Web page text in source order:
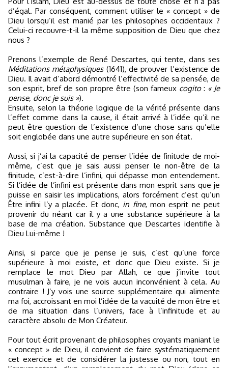
d’égal. Par conséquent, comment utiliser le « concept » de
Dieu lorsqu’il est manié par les philosophes occidentaux ?
Celui-ci recouvre-t-il la même supposition de Dieu que chez
nous ?
Prenons l’exemple de René Descartes, qui tente, dans ses
Méditations métaphysiques (1641), de prouver l’existence de
Dieu. Il avait d’abord démontré l’effectivité de sa pensée, de
son esprit, bref de son propre être (son fameux cogito: « Je
pense, donc je suis »).
Ensuite, selon la théorie logique de la vérité présente dans
l’effet comme dans la cause, il était arrivé à l’idée qu’il ne
peut être question de l’existence d’une chose sans qu’elle
soit englobée dans une autre supérieure en son état.
Aussi, si j’ai la capacité de penser l’idée de finitude de moi-
même, c’est que je sais aussi penser le non-être de la
finitude, c’est-à-dire l’infini, qui dépasse mon entendement.
Si l’idée de l’infini est présente dans mon esprit sans que je
puisse en saisir les implications, alors forcément c’est qu’un
Être infini l’y a placée. Et donc, in fine, mon esprit ne peut
provenir du néant car il y a une substance supérieure à la
base de ma création. Substance que Descartes identifie à
Dieu Lui-même !
Ainsi, si parce que je pense je suis, c’est qu’une force
supérieure à moi existe, et donc que Dieu existe. Si je
remplace le mot Dieu par Allah, ce que j’invite tout
musulman à faire, je ne vois aucun inconvénient à cela. Au
contraire ! J’y vois une source supplémentaire qui alimente
ma foi, accroissant en moi l’idée de la vacuité de mon être et
de ma situation dans l’univers, face à l’infinitude et au
caractère absolu de Mon Créateur.
Pour tout écrit provenant de philosophes croyants maniant le
« concept » de Dieu, il convient de faire systématiquement
cet exercice et de considérer la justesse ou non, tout en